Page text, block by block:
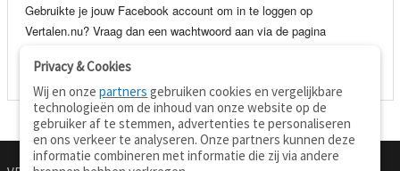
Gebruikte je jouw Facebook account om in te loggen op
Vertalen.nu? Vraag dan een wachtwoord aan via de pagina
je e-mail adres en wachtwoord.
Privacy & Cookies
Wij en onzepartners gebruiken cookies en vergelijkbare
technologieën om de inhoud van onze website op de
gebruiker af te stemmen, advertenties te personaliseren
en ons verkeer te analyseren. Onze partners kunnen deze
informatie combineren met informatie die zij via andere